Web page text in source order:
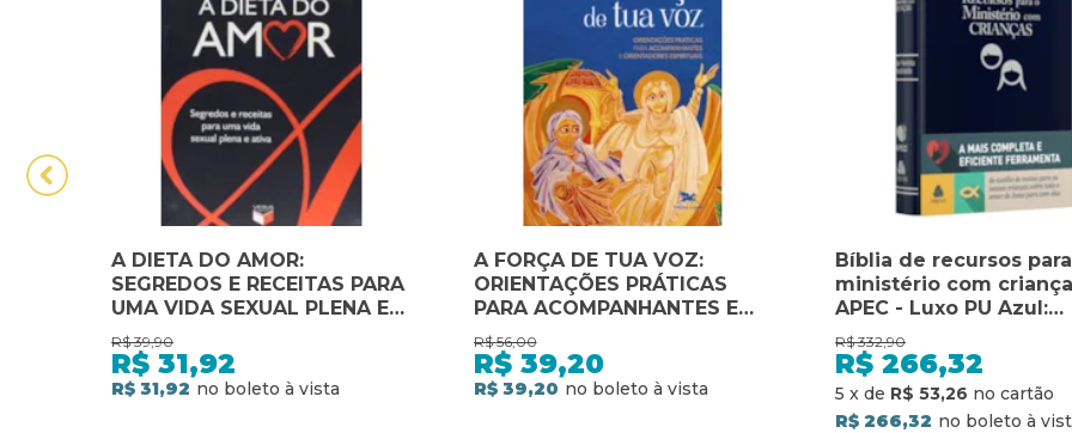
A DIETA DO AMOR:
SEGREDOS E RECEITAS PARA
UMA VIDA SEXUAL PLENA E
ATIVA: SEGREDOS E
RECEITAS PARA UMA VIDA
SEXUAL PLENA E ATIVA
R$ 39,90
R$ 31,92
R$ 31,92
A FORÇA DE TUA VOZ:
ORIENTAÇÕES PRÁTICAS
PARA ACOMPANHANTES E
ORIENTADORES ESPIRITUAIS
R$ 56,00
R$ 39,20
R$ 39,20
Bíblia de recursos
ministério com
APEC - Luxo PU Azul:
ferramenta de auxílio
ensino para as nossas
crianças sobre todo o
de Jesus para com elas
R$ 332,90
R$ 266,32
5 x de R$ 53,26
R$ 266,32